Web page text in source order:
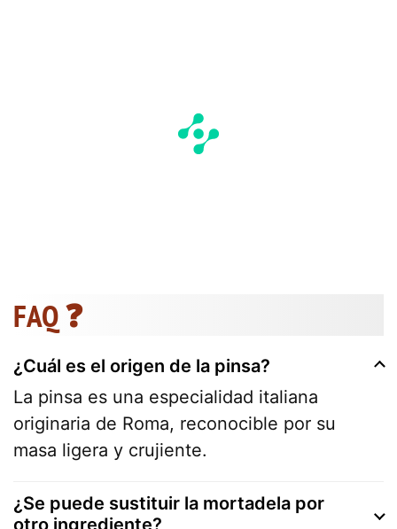
FAQ ❓
¿Cuál es el origen de la pinsa?
La pinsa es una especialidad italiana
originaria de Roma, reconocible por su
masa ligera y crujiente.
¿Se puede sustituir la mortadela por
otro ingrediente?